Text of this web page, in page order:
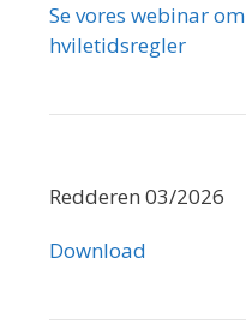
Se vores webinar om
hviletidsregler
Redderen 03/2026
Download